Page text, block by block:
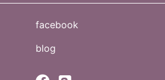
facebook
blog